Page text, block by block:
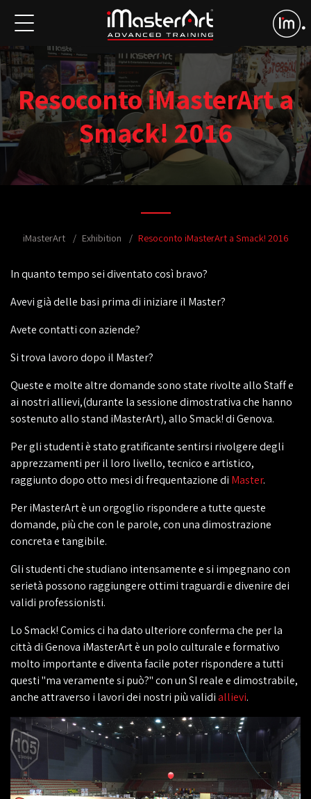
Resoconto iMasterArt a
Smack! 2016
iMasterArt Exhibition Resoconto iMasterArt a Smack! 2016
In quanto tempo sei diventato così bravo?
Avevi già delle basi prima di iniziare il Master?
Avete contatti con aziende?
Si trova lavoro dopo il Master?
Queste e molte altre domande sono state rivolte allo Staff e
ai nostri allievi,(durante la sessione dimostrativa che hanno
sostenuto allo stand iMasterArt), allo Smack! di Genova.
Per gli studenti è stato gratificante sentirsi rivolgere degli
apprezzamenti per il loro livello, tecnico e artistico,
raggiunto dopo otto mesi di frequentazione di Master.
Per iMasterArt è un orgoglio rispondere a tutte queste
domande, più che con le parole, con una dimostrazione
concreta e tangibile.
Gli studenti che studiano intensamente e si impegnano con
serietà possono raggiungere ottimi traguardi e divenire dei
validi professionisti.
Lo Smack! Comics ci ha dato ulteriore conferma che per la
città di Genova iMasterArt è un polo culturale e formativo
molto importante e diventa facile poter rispondere a tutti
questi "ma veramente si può?" con un SI reale e dimostrabile,
anche attraverso i lavori dei nostri più validiallievi.